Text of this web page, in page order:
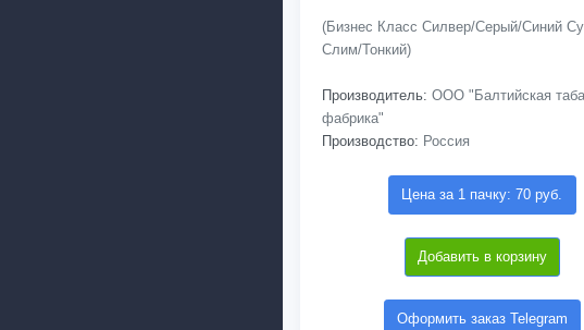
(Бизнес Класс Силвер/Серый/Синий
Слим/Тонкий)
Производитель: ООО "Балтийская
фабрика"
Производство: Россия
Цена за 1 пачку: 70 руб.
Добавить в корзину
Оформить заказ Telegram